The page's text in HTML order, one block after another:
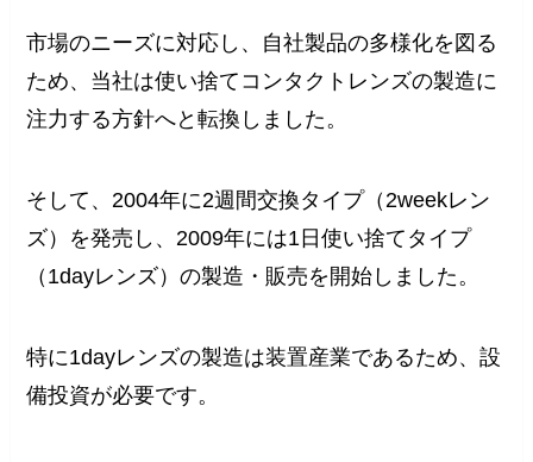
市場のニーズに対応し、自社製品の多様化を図る
ため、当社は使い捨てコンタクトレンズの製造に
注力する方針へと転換しました。
そして、2004年に2週間交換タイプ（2weekレン
ズ）を発売し、2009年には1日使い捨てタイプ
（1dayレンズ）の製造・販売を開始しました。
特に1dayレンズの製造は装置産業であるため、設
備投資が必要です。